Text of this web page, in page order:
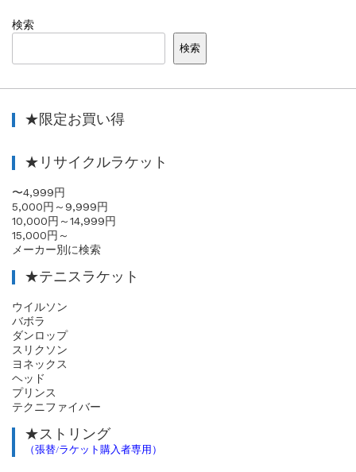
検索
検索
★限定お買い得
★リサイクルラケット
〜4,999円
5,000円～9,999円
10,000円～14,999円
15,000円～
メーカー別に検索
★テニスラケット
ウイルソン
バボラ
ダンロップ
スリクソン
ヨネックス
ヘッド
プリンス
テクニファイバー
★ストリング
（張替/ラケット購入者専用）